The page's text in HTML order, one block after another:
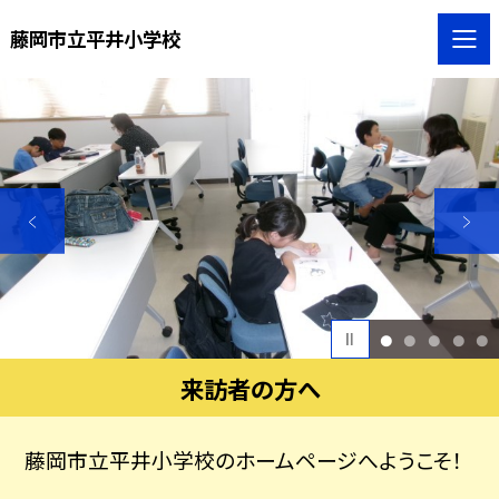
藤岡市立平井小学校
1 2 3 4 5
来訪者の方へ
藤岡市立平井小学校のホームページへようこそ！